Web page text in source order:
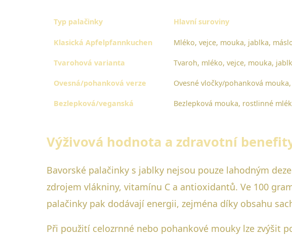
Typ palačinky Hlavní suroviny
Klasická Apfelpfannkuchen Mléko, vejce, mouka, jablka,
Tvarohová varianta Tvaroh, mléko, vejce, mouka,
Ovesná/pohanková verze Ovesné vločky/pohanková
Bezlepková/veganská Bezlepková mouka, rostlinné
Výživová hodnota a zdravotní
Bavorské palačinky s jablky nejsou pouze lahodným
zdrojem vlákniny, vitamínu C a antioxidantů. Ve 100
palačinky pak dodávají energii, zejména díky obsahu
Při použití celozrnné nebo pohankové mouky lze